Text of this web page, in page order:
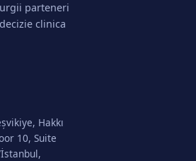
parteneri
clinica
Hakkı
10, Suite